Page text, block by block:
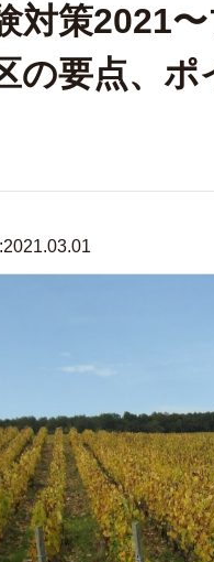
対策2021
の要点、ポ